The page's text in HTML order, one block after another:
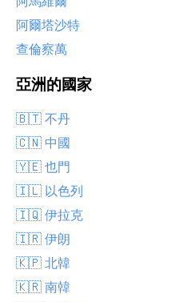
阿爾塔沙特
查倫察萬
亞洲的國家
🇧🇹 不丹
🇨🇳 中國
🇾🇪 也門
🇮🇱 以色列
🇮🇶 伊拉克
🇮🇷 伊朗
🇰🇵 北韓
🇰🇷 南韓